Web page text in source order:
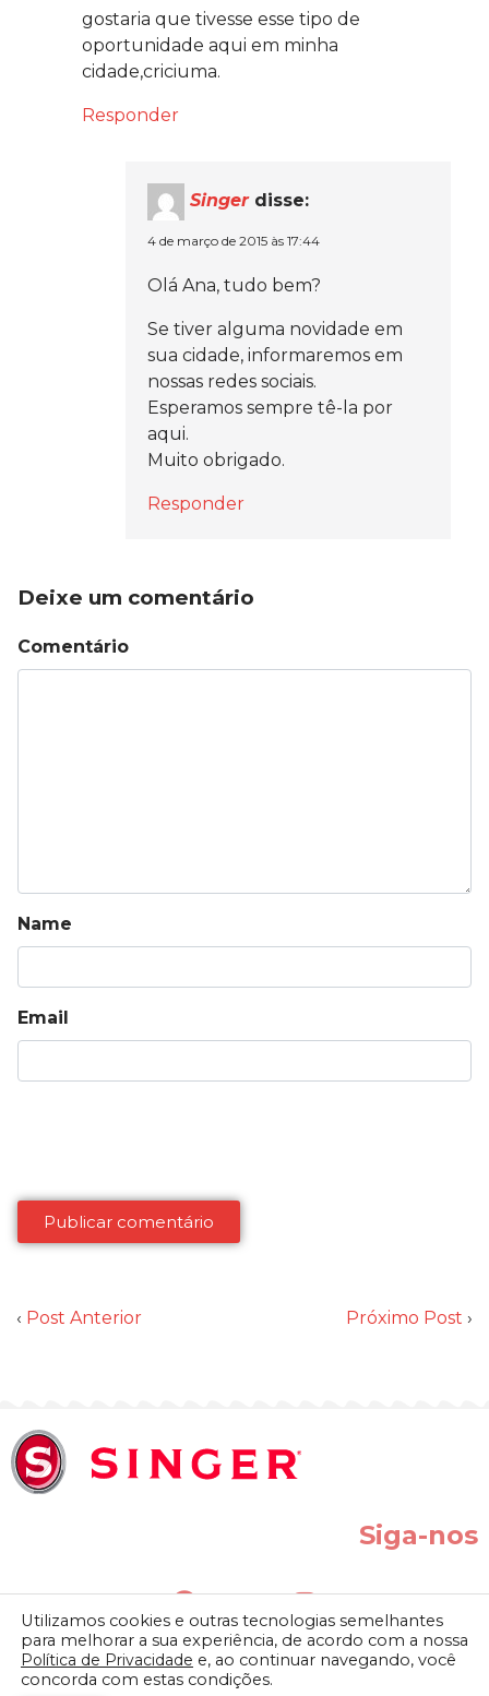
gostaria que tivesse esse tipo de
oportunidade aqui em minha
cidade,criciuma.
Responder
Singer disse:
4 de março de 2015 às 17:44
Olá Ana, tudo bem?
Se tiver alguma novidade em
sua cidade, informaremos em
nossas redes sociais.
Esperamos sempre tê-la por
aqui.
Muito obrigado.
Responder
Deixe um comentário
Comentário
Name
Email
‹ Post Anterior Próximo Post ›
Siga-nos
SINGER do BRASIL IND. COM. LTDA. | Av. Presidente Vargas, 800 –
Utilizamos cookies e outras tecnologias semelhantes
para melhorar a sua experiência, de acordo com a nossa
Política de Privacidade e, ao continuar navegando, você
concorda com estas condições.